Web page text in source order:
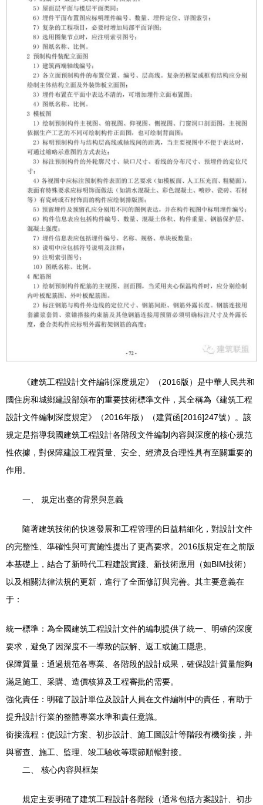
《建筑工程設計文件編制深度規定》（2016版）是中華人民共和
國住房和城鄉建設部頒布的重要技術標準文件，其全稱為《建筑工程
設計文件編制深度規定》（2016年版）（建質函[2016]247號）。該
規定是指導我國建筑工程設計各階段文件編制內容與深度的核心規范
性依據，對保障建設工程質量、安全、經濟及合理性具有至關重要的
作用。
一、 規定出臺的背景與意義
隨著建筑技術的快速發展和工程管理的日益精細化，對設計文件
的完整性、準確性與可實施性提出了更高要求。2016版規定在之前版
本基礎上，結合了新時代工程建設實踐、新技術應用（如BIM技術）
以及相關法律法規的更新，進行了全面修訂與完善。其主要意義在
于：
統一標準：為全國建筑工程設計文件的編制提供了統一、明確的深度
要求，避免了因深度不一導致的誤解、返工或施工隱患。
保障質量：通過規范各專業、各階段的設計成果，確保設計質量能夠
滿足施工、采購、造價核算及工程審批的需要。
強化責任：明確了設計單位及設計人員在文件編制中的責任，有助于
提升設計行業的整體專業水準和責任意識。
銜接流程：使設計方案、初步設計、施工圖設計等階段有機銜接，并
與審查、施工、監理、竣工驗收等環節順暢對接。
二、 核心內容與框架
規定主要明確了建筑工程設計各階段（通常包括方案設計、初步